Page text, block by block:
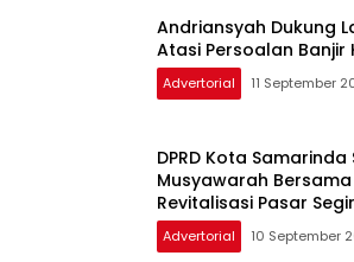
Andriansyah Dukung
Atasi Persoalan Banjir
Advertorial 11 September
DPRD Kota
Musyawarah
Revitalisasi Pasar
Advertorial 10 September